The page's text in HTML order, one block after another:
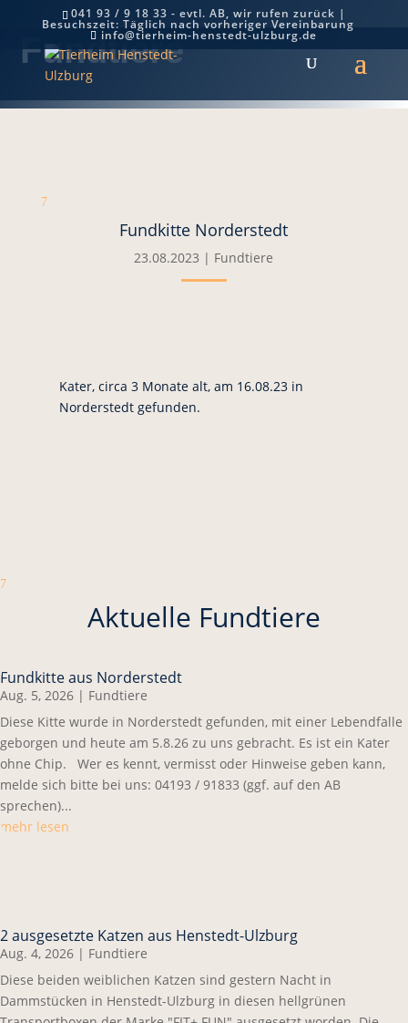
041 93 / 9 18 33 - evtl. AB, wir rufen zurück |
Besuchszeit: Täglich nach vorheriger Vereinbarung
info@tierheim-henstedt-ulzburg.de
Fundtiere
7
Fundkitte Norderstedt
23.08.2023 | Fundtiere
Kater, circa 3 Monate alt, am 16.08.23 in
Norderstedt gefunden.
7
Aktuelle Fundtiere
Fundkitte aus Norderstedt
Aug. 5, 2026 | Fundtiere
Diese Kitte wurde in Norderstedt gefunden, mit einer Lebendfalle
geborgen und heute am 5.8.26 zu uns gebracht. Es ist ein Kater
ohne Chip. Wer es kennt, vermisst oder Hinweise geben kann,
melde sich bitte bei uns: 04193 / 91833 (ggf. auf den AB
sprechen)...
mehr lesen
2 ausgesetzte Katzen aus Henstedt-Ulzburg
Aug. 4, 2026 | Fundtiere
Diese beiden weiblichen Katzen sind gestern Nacht in
Dammstücken in Henstedt-Ulzburg in diesen hellgrünen